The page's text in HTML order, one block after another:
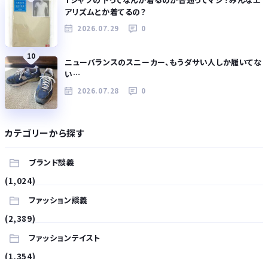
アリズムとか着てるの？
2026.07.29 0
10
ニューバランスのスニーカー、もうダサい人しか履いてな
い…
2026.07.28 0
カテゴリーから探す
ブランド談義
(1,024)
ファッション談義
(2,389)
ファッションテイスト
(1,354)